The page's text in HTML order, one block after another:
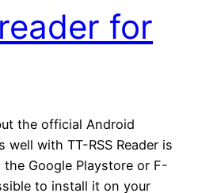
for
the official Android
with TT-RSS Reader is
Google Playstore or F-
to install it on your